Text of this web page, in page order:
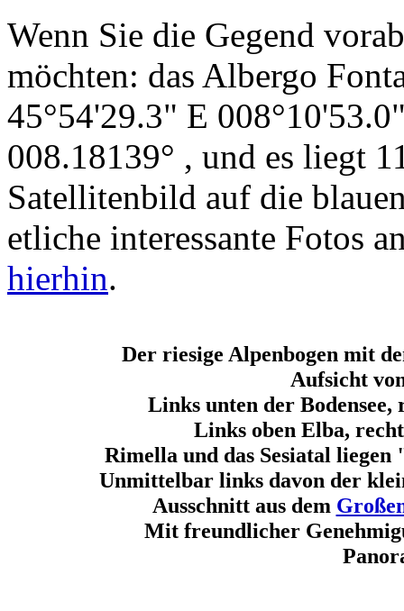
Wenn Sie die Gegend
möchten: das Albergo
45°54'29.3" E
008.18139° , und es liegt
Satellitenbild auf die
etliche interessante Fotos
hierhin.
Der riesige Alpenbogen mit
Aufsicht
Links unten der Bodensee,
Links oben Elba,
Rimella und das Sesiatal
Unmittelbar links davon der
Ausschnitt aus dem
Mit freundlicher